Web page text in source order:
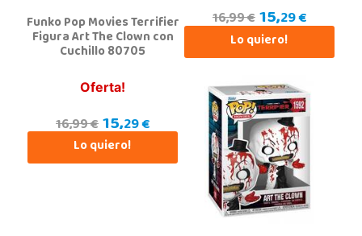
Juguetilandia Jerez de la Frontera
11405, Jerez de la Frontera
Localizar Tienda
POCAS UNIDADES
Juguetilandia Leganés
Funko Pop Movies Terrifier
Figura Art The Clown con
Cuchillo 80705
Oferta!
16,99 €15,29 €
Lo quiero!
16,99 €15,29 €
Lo quiero!